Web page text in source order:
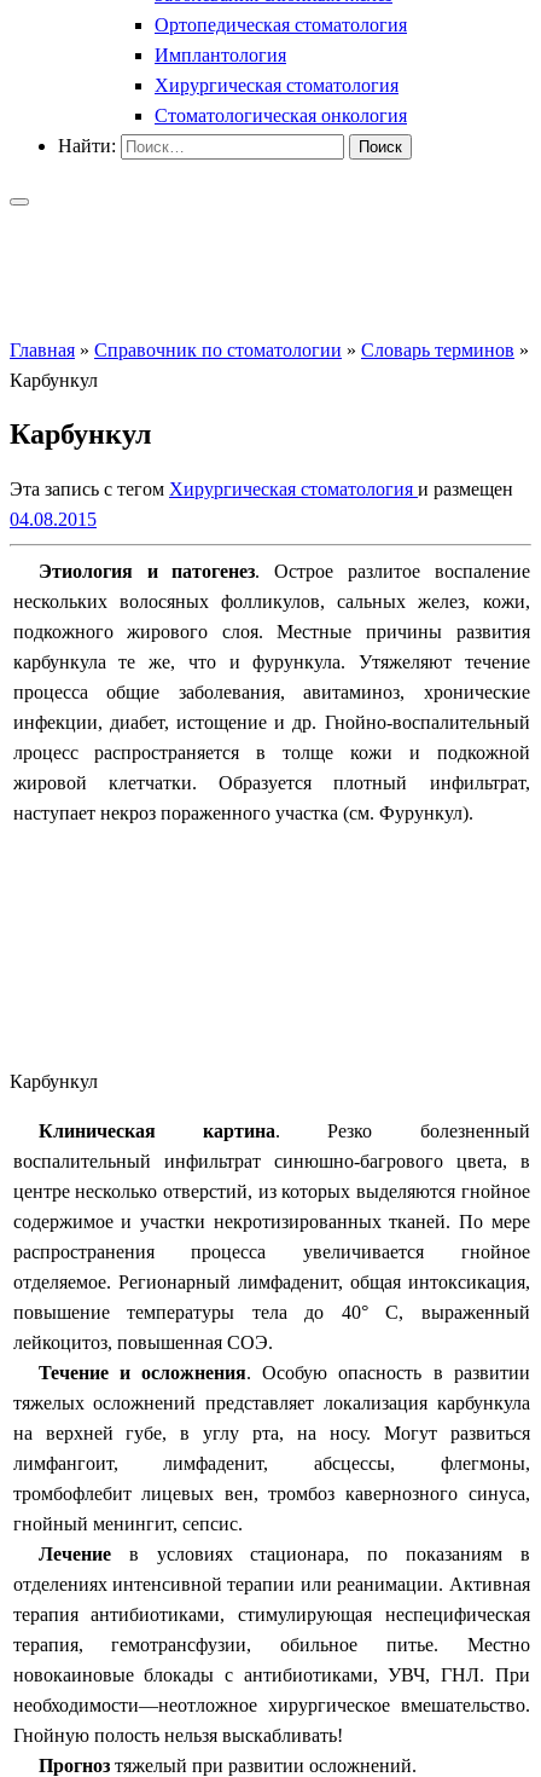
Ортопедическая стоматология
Имплантология
Хирургическая стоматология
Стоматологическая онкология
Найти:
Главная » Справочник по стоматологии » Словарь терминов »
Карбункул
Карбункул
Эта запись с тегом Хирургическая стоматология и размещен
04.08.2015
Этиология и патогенез. Острое разлитое воспаление
нескольких волосяных фолликулов, сальных желез, кожи,
подкожного жирового слоя. Местные причины развития
карбункула те же, что и фурункула. Утяжеляют течение
процесса общие заболевания, авитаминоз, хронические
инфекции, диабет, истощение и др. Гнойно-воспалительный
лроцесс распространяется в толще кожи и подкожной
жировой клетчатки. Образуется плотный инфильтрат,
наступает некроз пораженного участка (см. Фурункул).
Карбункул
Клиническая картина. Резко болезненный
воспалительный инфильтрат синюшно-багрового цвета, в
центре несколько отверстий, из которых выделяются гнойное
содержимое и участки некротизированных тканей. По мере
распространения процесса увеличивается гнойное
отделяемое. Регионарный лимфаденит, общая интоксикация,
повышение температуры тела до 40° С, выраженный
лейкоцитоз, повышенная СОЭ.
Течение и осложнения. Особую опасность в развитии
тяжелых осложнений представляет локализация карбункула
на верхней губе, в углу рта, на носу. Могут развиться
лимфангоит, лимфаденит, абсцессы, флегмоны,
тромбофлебит лицевых вен, тромбоз кавернозного синуса,
гнойный менингит, сепсис.
Лечениев условиях стационара, по показаниям в
отделениях интенсивной терапии или реанимации. Активная
терапия антибиотиками, стимулирующая неспецифическая
терапия, гемотрансфузии, обильное питье. Местно
новокаиновые блокады с антибиотиками, УВЧ, ГНЛ. При
необходимости—неотложное хирургическое вмешательство.
Гнойную полость нельзя выскабливать!
Прогнозтяжелый при развитии осложнений.